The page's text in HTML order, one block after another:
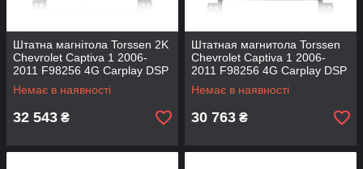
Штатна магнітола Torssen 2K
Chevrolet Captiva 1 2006-
2011 F98256 4G Carplay DSP
Немає в наявності
32 543 ₴
Штатная магнитола Torssen
Chevrolet Captiva 1 2006-
2011 F98256 4G Carplay DSP
Немає в наявності
30 763 ₴